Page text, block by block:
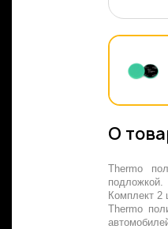
О
Thermo
Комплект 2
Thermo